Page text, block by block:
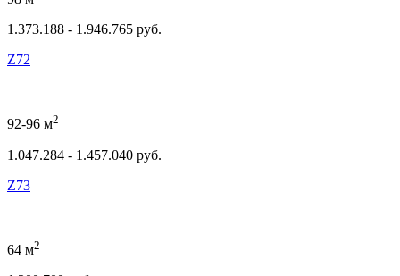
1.373.188 - 1.946.765 руб.
Z72
92-96 м2
1.047.284 - 1.457.040 руб.
Z73
64 м2